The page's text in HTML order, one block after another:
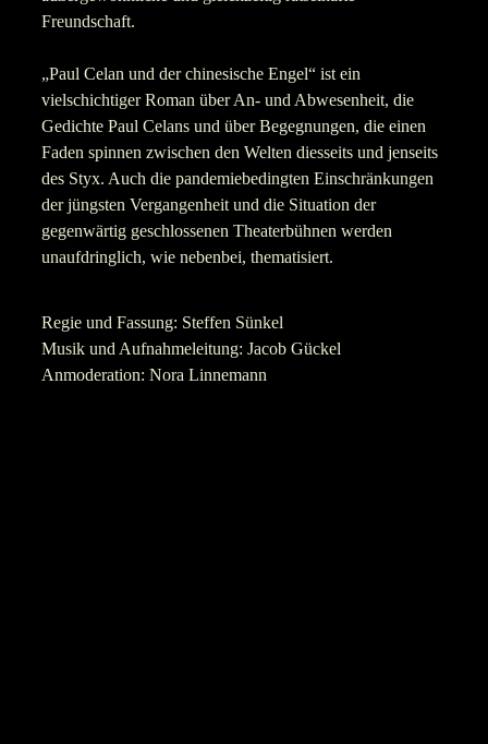
Freundschaft.
„Paul Celan und der chinesische Engel“ ist ein
vielschichtiger Roman über An- und Abwesenheit, die
Gedichte Paul Celans und über Begegnungen, die einen
Faden spinnen zwischen den Welten diesseits und jenseits
des Styx. Auch die pandemiebedingten Einschränkungen
der jüngsten Vergangenheit und die Situation der
gegenwärtig geschlossenen Theaterbühnen werden
unaufdringlich, wie nebenbei, thematisiert.
Regie und Fassung: Steffen Sünkel
Musik und Aufnahmeleitung: Jacob Gückel
Anmoderation: Nora Linnemann